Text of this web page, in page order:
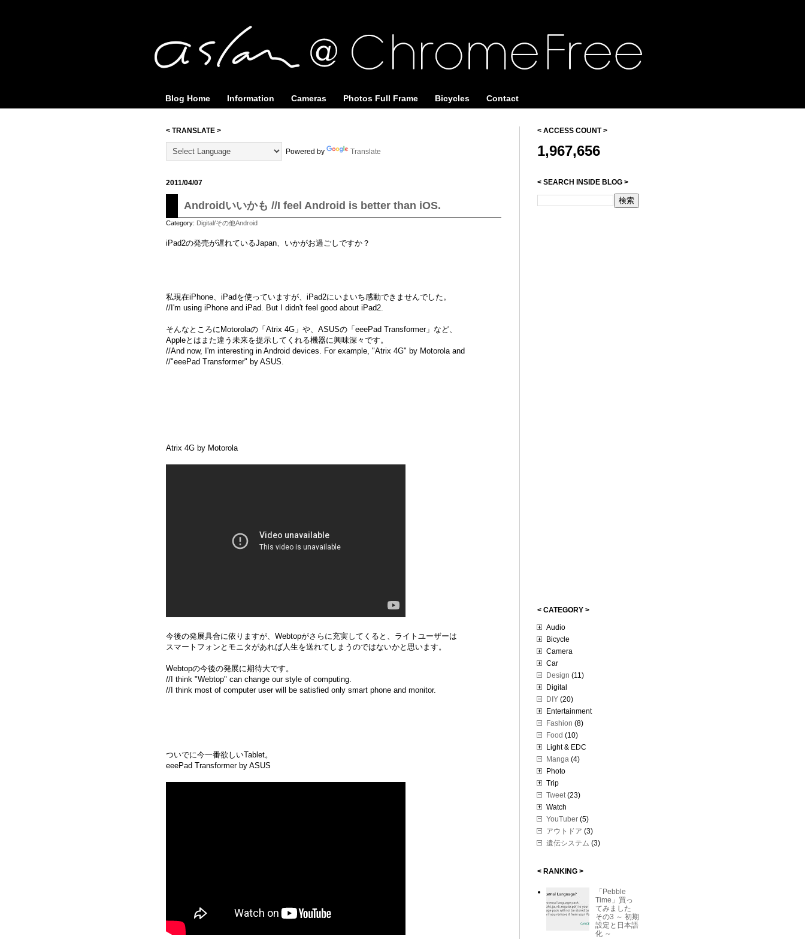
Blog Home Information Cameras Photos Full Frame Bicycles Contact
< TRANSLATE >
Powered by Translate
2011/04/07
Androidいいかも //I feel Android is better than iOS.
Category: Digital/その他Android
iPad2の発売が遅れているJapan、いかがお過ごしですか？
私現在iPhone、iPadを使っていますが、iPad2にいまいち感動できませんでした。
//I'm using iPhone and iPad. But I didn't feel good about iPad2.
そんなところにMotorolaの「Atrix 4G」や、ASUSの「eeePad Transformer」など、
Appleとはまた違う未来を提示してくれる機器に興味深々です。
//And now, I'm interesting in Android devices. For example, "Atrix 4G" by Motorola and
//"eeePad Transformer" by ASUS.
Atrix 4G by Motorola
今後の発展具合に依りますが、Webtopがさらに充実してくると、ライトユーザーは
スマートフォンとモニタがあれば人生を送れてしまうのではないかと思います。
Webtopの今後の発展に期待大です。
//I think "Webtop" can change our style of computing.
//I think most of computer user will be satisfied only smart phone and monitor.
ついでに今一番欲しいTablet。
eeePad Transformer by ASUS
< ACCESS COUNT >
1,967,656
< SEARCH INSIDE BLOG >
< CATEGORY >
Audio
Bicycle
Camera
Car
Design (11)
Digital
DIY (20)
Entertainment
Fashion (8)
Food (10)
Light & EDC
Manga (4)
Photo
Trip
Tweet (23)
Watch
YouTuber (5)
アウトドア (3)
遺伝システム (3)
< RANKING >
「Pebble
Time」買っ
てみました
その3 ～ 初期
設定と日本語
化 ～